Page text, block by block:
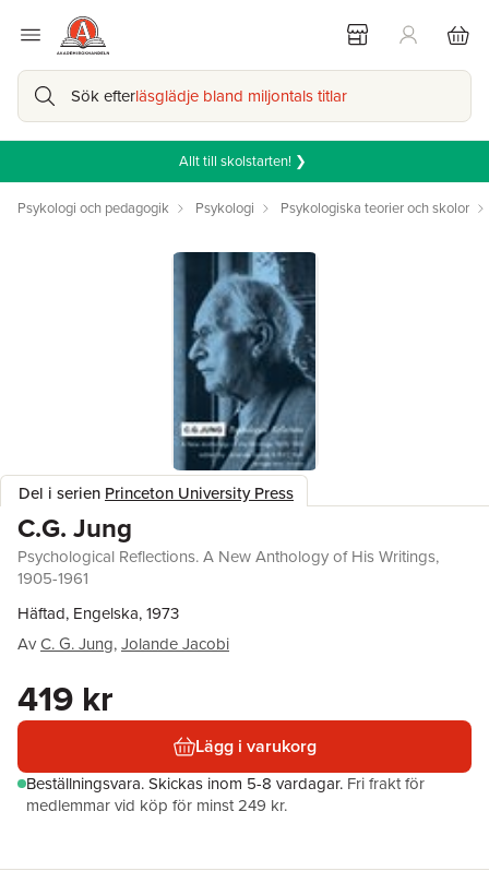
Sök efterläsglädje bland miljontals titlar
Allt till skolstarten! ❯
Psykologi och pedagogik Psykologi Psykologiska teorier och skolor
Del i serien Princeton University Press
C.G. Jung
Psychological Reflections. A New Anthology of His Writings,
1905-1961
Häftad, Engelska, 1973
AvC. G. Jung,Jolande Jacobi
419 kr
Lägg i varukorg
Beställningsvara.Skickas inom 5-8 vardagar. Fri frakt för
medlemmar vid köp för minst 249 kr.